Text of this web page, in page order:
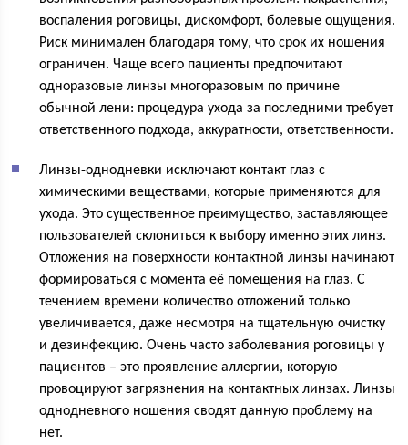
воспаления роговицы, дискомфорт, болевые ощущения.
Риск минимален благодаря тому, что срок их ношения
ограничен. Чаще всего пациенты предпочитают
одноразовые линзы многоразовым по причине
обычной лени: процедура ухода за последними требует
ответственного подхода, аккуратности, ответственности.
Линзы-однодневки исключают контакт глаз с
химическими веществами, которые применяются для
ухода. Это существенное преимущество, заставляющее
пользователей склониться к выбору именно этих линз.
Отложения на поверхности контактной линзы начинают
формироваться с момента её помещения на глаз. С
течением времени количество отложений только
увеличивается, даже несмотря на тщательную очистку
и дезинфекцию. Очень часто заболевания роговицы у
пациентов – это проявление аллергии, которую
провоцируют загрязнения на контактных линзах. Линзы
однодневного ношения сводят данную проблему на
нет.